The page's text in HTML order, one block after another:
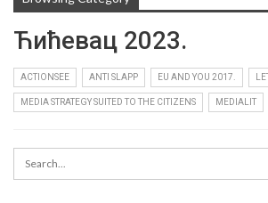
Ћићевац 2023.
ACTIONSEE ANTI SLAPP EU AND YOU 2017.
MEDIA STRATEGY SUITED TO THE CITIZENS MEDIALIT